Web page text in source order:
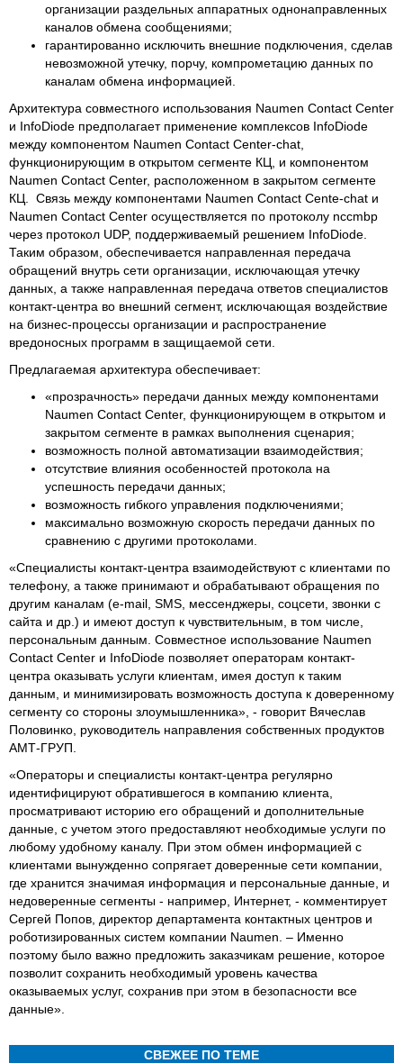
организации раздельных аппаратных однонаправленных
каналов обмена сообщениями;
гарантированно исключить внешние подключения, сделав
невозможной утечку, порчу, компрометацию данных по
каналам обмена информацией.
Архитектура совместного использования Naumen Contact Center
и InfoDiode предполагает применение комплексов InfoDiode
между компонентом Naumen Contact Center-chat,
функционирующим в открытом сегменте КЦ, и компонентом
Naumen Contact Center, расположенном в закрытом сегменте
КЦ. Связь между компонентами Naumen Contact Cente-chat и
Naumen Contact Center осуществляется по протоколу nccmbp
через протокол UDP, поддерживаемый решением InfoDiode.
Таким образом, обеспечивается направленная передача
обращений внутрь сети организации, исключающая утечку
данных, а также направленная передача ответов специалистов
контакт-центра во внешний сегмент, исключающая воздействие
на бизнес-процессы организации и распространение
вредоносных программ в защищаемой сети.
Предлагаемая архитектура обеспечивает:
«прозрачность» передачи данных между компонентами
Naumen Contact Center, функционирующем в открытом и
закрытом сегменте в рамках выполнения сценария;
возможность полной автоматизации взаимодействия;
отсутствие влияния особенностей протокола на
успешность передачи данных;
возможность гибкого управления подключениями;
максимально возможную скорость передачи данных по
сравнению с другими протоколами.
«Специалисты контакт-центра взаимодействуют с клиентами по
телефону, а также принимают и обрабатывают обращения по
другим каналам (e-mail, SMS, мессенджеры, соцсети, звонки с
сайта и др.) и имеют доступ к чувствительным, в том числе,
персональным данным. Совместное использование Naumen
Contact Center и InfoDiode позволяет операторам контакт-
центра оказывать услуги клиентам, имея доступ к таким
данным, и минимизировать возможность доступа к доверенному
сегменту со стороны злоумышленника», - говорит Вячеслав
Половинко, руководитель направления собственных продуктов
АМТ-ГРУП.
«Операторы и специалисты контакт-центра регулярно
идентифицируют обратившегося в компанию клиента,
просматривают историю его обращений и дополнительные
данные, с учетом этого предоставляют необходимые услуги по
любому удобному каналу. При этом обмен информацией с
клиентами вынужденно сопрягает доверенные сети компании,
где хранится значимая информация и персональные данные, и
недоверенные сегменты - например, Интернет, - комментирует
Сергей Попов, директор департамента контактных центров и
роботизированных систем компании Naumen. – Именно
поэтому было важно предложить заказчикам решение, которое
позволит сохранить необходимый уровень качества
оказываемых услуг, сохранив при этом в безопасности все
данные».
СВЕЖЕЕ ПО ТЕМЕ